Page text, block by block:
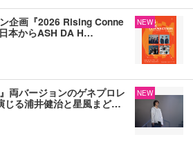
企画『2026 Rising Conne
本からASH DA H…
NEW
両バージョンのゲネプロレ
る浦井健治と星風まど…
NEW